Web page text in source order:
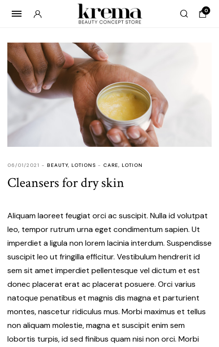
0
06/01/2021 BEAUTY, LOTIONS CARE, LOTION
Cleansers for dry skin
Aliquam laoreet feugiat orci ac suscipit. Nulla id volutpat
leo, tempor rutrum urna eget condimentum sapien. Ut
imperdiet a ligula non lorem lacinia interdum. Suspendisse
suscipit leo ut fringilla efficitur. Vestibulum hendrerit id
sem sit amet imperdiet pellentesque vel dictum et est
donec placerat erat ac placerat posuere. Orci varius
natoque penatibus et magnis dis magna et parturient
montes, nascetur ridiculus mus. Morbi maximus et tellus
non aliquam molestie, magna et suscipit enim sem
lobortis turpis, id sed finibus quam nisi non orci. Morbi